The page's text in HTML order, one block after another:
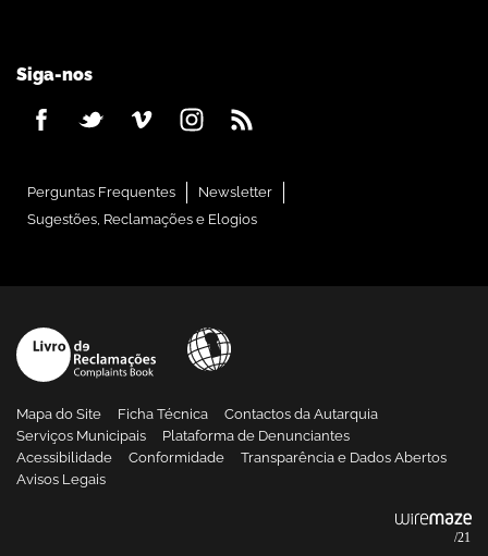
Siga-nos
Perguntas Frequentes
Newsletter
Sugestões, Reclamações e Elogios
Mapa do Site Ficha Técnica
Contactos da Autarquia
Serviços Municipais
Plataforma de Denunciantes
Acessibilidade
Conformidade
Transparência e Dados Abertos
Avisos Legais